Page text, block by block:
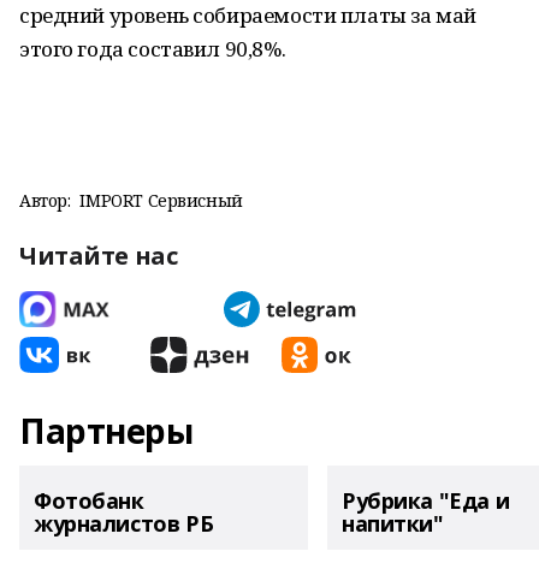
средний уровень собираемости платы за май
этого года составил 90,8%.
Автор: IMPORT Сервисный
Читайте нас
Партнеры
Фотобанк
журналистов РБ
Рубрика "Еда и
напитки"